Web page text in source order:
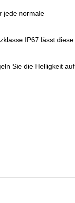
jede normale
IP67 lässt diese
Sie die Helligkeit auf